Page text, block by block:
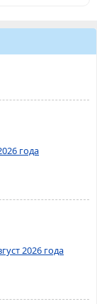
года
2026 года